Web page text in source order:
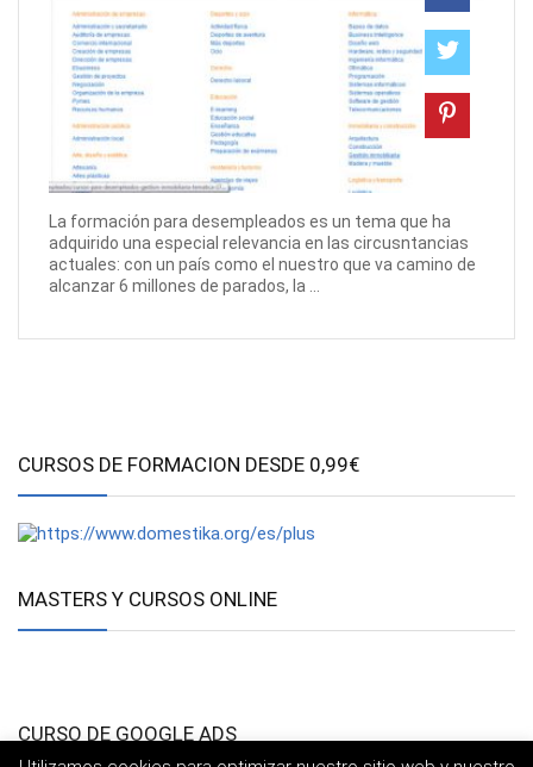
La formación para desempleados es un tema que ha
adquirido una especial relevancia en las circusntancias
actuales: con un país como el nuestro que va camino de
alcanzar 6 millones de parados, la ...
CURSOS DE FORMACION DESDE 0,99€
MASTERS Y CURSOS ONLINE
CURSO DE GOOGLE ADS